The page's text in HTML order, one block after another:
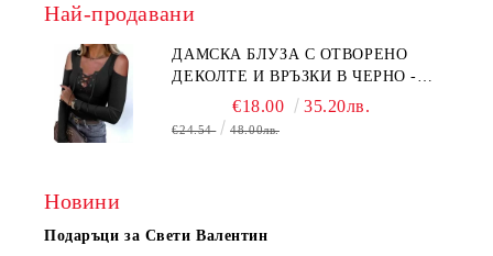
Най-продавани
ДАМСКА БЛУЗА С ОТВОРЕНО
ДЕКОЛТЕ И ВРЪЗКИ В ЧЕРНО -
КОД 6315€18.00 35.20лв.
€24.54 48.00лв.
Новини
Подаръци за Свети Валентин